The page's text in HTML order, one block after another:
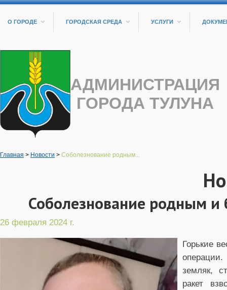
О ГОРОДЕ ГОРОДСКАЯ СРЕДА УСЛУГИ
АДМИНИСТРАЦИЯ
ГОРОДА ТУЛУНА
Главная > Новости > Соболезнование родным...
Соболезнование родным и
26 февраля 2024 г.
Горькие
земляк,
ракет